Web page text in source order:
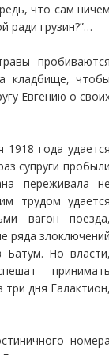
что сам
ради грузин?”…
кладбище,
Евгению о
1918 года
супруги
переживала
трудом
вагон
ряда
Батум. Но
три дня